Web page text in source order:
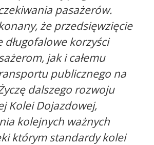
pasażerów.
że przedsięwzięcie
długofalowe korzyści
jak i całemu
publicznego na
dalszego rozwoju
Kolei Dojazdowej,
kolejnych ważnych
którym standardy kolei